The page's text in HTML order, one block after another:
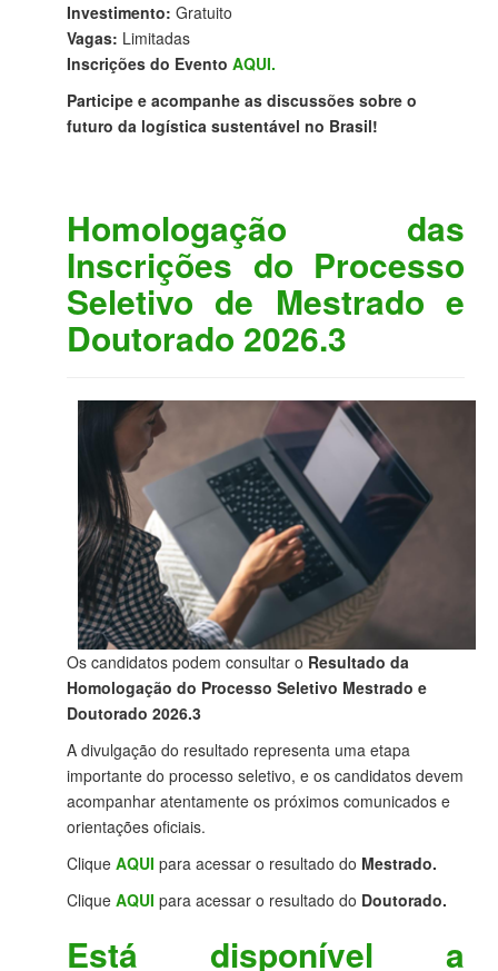
Investimento: Gratuito
Vagas: Limitadas
Inscrições do Evento AQUI.
Participe e acompanhe as discussões sobre o
futuro da logística sustentável no Brasil!
Homologação das
Inscrições do Processo
Seletivo de Mestrado e
Doutorado 2026.3
Os candidatos podem consultar o Resultado da
Homologação do Processo Seletivo Mestrado e
Doutorado 2026.3
A divulgação do resultado representa uma etapa
importante do processo seletivo, e os candidatos devem
acompanhar atentamente os próximos comunicados e
orientações oficiais.
Clique AQUI para acessar o resultado do Mestrado.
Clique AQUI para acessar o resultado do Doutorado.
Está disponível a